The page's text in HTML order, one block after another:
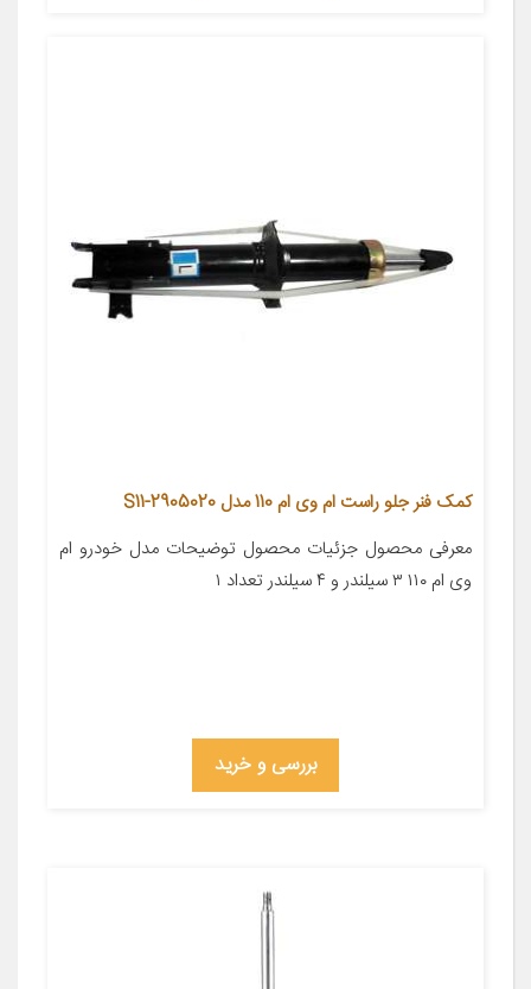
کمک فنر جلو راست ام وی ام 110 مدل S11-2905020
معرفی محصول جزئیات محصول توضیحات مدل خودرو ام
وی ام ۱۱۰ ۳ سیلندر و ۴ سیلندر تعداد ۱
بررسی و خرید